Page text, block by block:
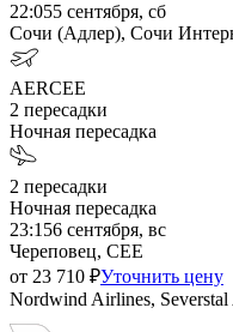
22:055 сентября, сб
Сочи (Адлер), Сочи
AERCEE
2 пересадки
Ночная пересадка
2 пересадки
Ночная пересадка
23:156 сентября, вс
Череповец, CEE
от 23 710 ₽Уточнить цену
Nordwind Airlines, Severstal